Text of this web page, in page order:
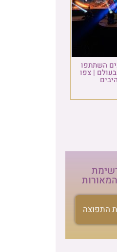
השתתפו
| צפו
התפוצה